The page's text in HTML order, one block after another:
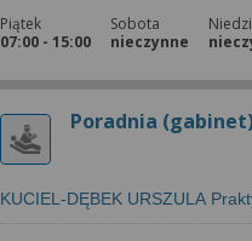
Piątek
07:00 - 15:00
Sobota
nieczynne
Poradnia
KUCIEL-DĘBEK URSZULA